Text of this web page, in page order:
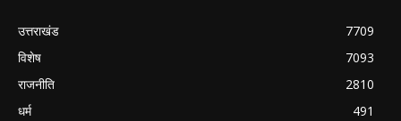
उत्तराखंड
7709
विशेष
7093
राजनीति
2810
धर्म
491